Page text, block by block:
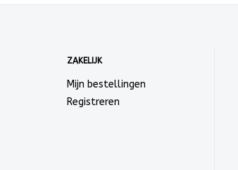
ZAKELIJK
Mijn bestellingen
Registreren